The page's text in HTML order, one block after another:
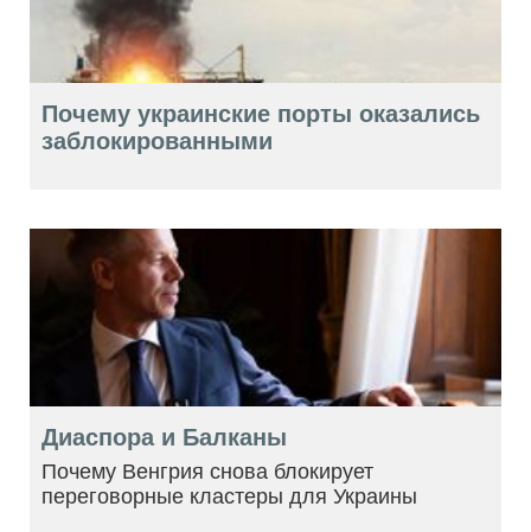
Почему украинские порты оказались
заблокированными
Диаспора и Балканы
Почему Венгрия снова блокирует
переговорные кластеры для Украины